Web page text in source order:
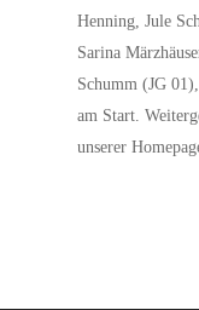
Henning, Jule
Sarina
Schumm (JG
am Start.
unserer